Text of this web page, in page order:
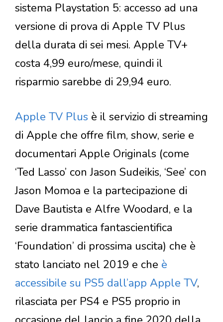
sistema Playstation 5: accesso ad una
versione di prova di Apple TV Plus
della durata di sei mesi. Apple TV+
costa 4,99 euro/mese, quindi il
risparmio sarebbe di 29,94 euro.
Apple TV Plus è il servizio di streaming
di Apple che offre film, show, serie e
documentari Apple Originals (come
‘Ted Lasso’ con Jason Sudeikis, ‘See’ con
Jason Momoa e la partecipazione di
Dave Bautista e Alfre Woodard, e la
serie drammatica fantascientifica
‘Foundation’ di prossima uscita) che è
stato lanciato nel 2019 e che è
accessibile su PS5 dall’app Apple TV,
rilasciata per PS4 e PS5 proprio in